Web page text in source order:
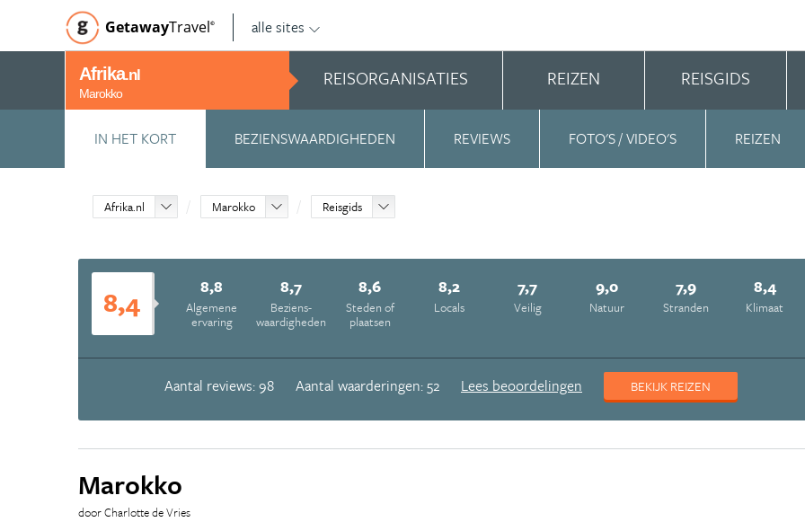
GetawayTravel© alle sites
Afrika.nl
Marokko
REISORGANISATIES REIZEN REISGIDS
IN HET KORT BEZIENSWAARDIGHEDEN REVIEWS FOTO'S / VIDEO'S REIZEN
Afrika.nl Marokko Reisgids
8,4 8,8
Algemene
ervaring
8,7
Beziens­
waardigheden
8,6
Steden of
plaatsen
8,2
Locals
7,7
Veilig
9,0
Natuur
7,9
Stranden
8,4
Klimaat
Aantal reviews: 98 Aantal waarderingen: 52 Lees beoordelingen BEKIJK REIZEN
Marokko
door Charlotte de Vries